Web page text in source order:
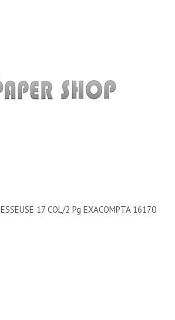
17 COL/2 Pg EXACOMPTA 16170